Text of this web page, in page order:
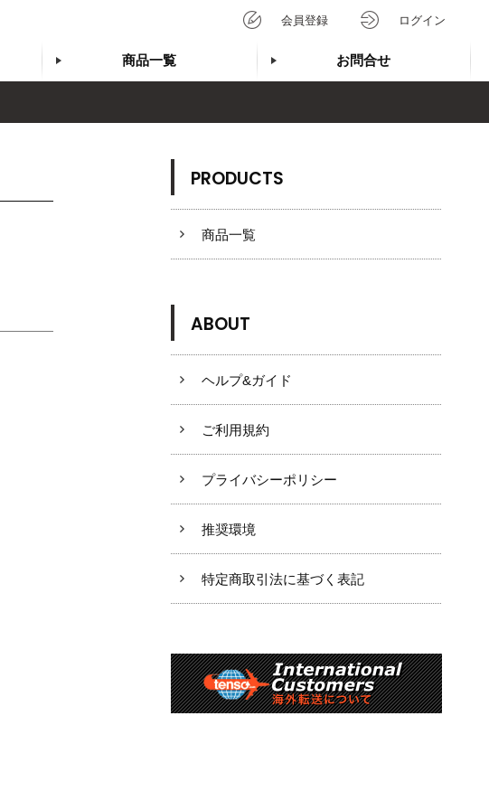
会員登録 ログイン
商品一覧 お問合せ
PRODUCTS
商品一覧
ABOUT
ヘルプ&ガイド
ご利用規約
プライバシーポリシー
推奨環境
特定商取引法に基づく表記